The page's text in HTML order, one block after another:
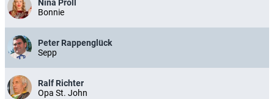
Nina Proll
Bonnie
Peter Rappenglück
Sepp
Ralf Richter
Opa St. John